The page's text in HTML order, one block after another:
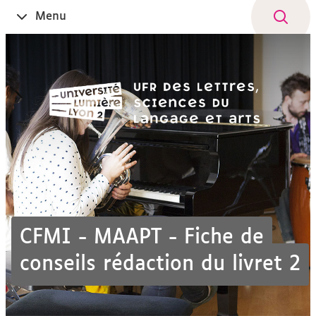
Ouvrir
le
Menu
CFMI - MAAPT - Fiche de
conseils rédaction du livret 2